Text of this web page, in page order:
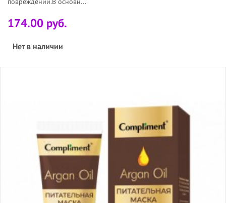
174.00 руб.
Нет в наличии